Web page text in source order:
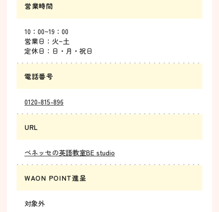
営業時間
10：00~19：00
営業日：火~土
定休日：日・月・祝日
電話番号
0120-815-896
URL
ベネッセの英語教室BE studio
WAON POINT進呈
対象外